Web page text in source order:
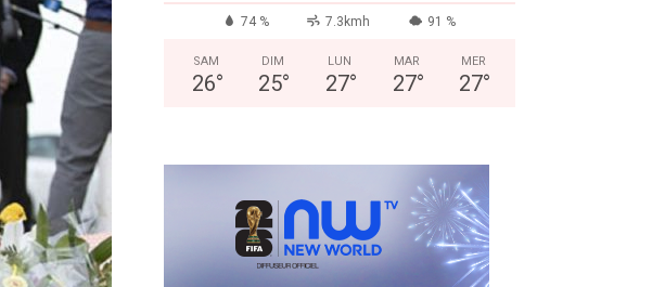
74 % 7.3kmh 91 %
SAM
26°
DIM
25°
LUN
27°
MAR
27°
MER
27°